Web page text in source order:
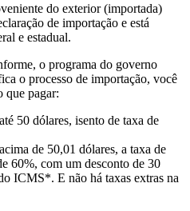
do exterior (importada)
de importação e está
e estadual.
o programa do governo
o processo de importação, você
que pagar:
até 50 dólares, isento de taxa de
acima de 50,01 dólares, a taxa de
60%, com um desconto de 30
ICMS*. E não há taxas extras na